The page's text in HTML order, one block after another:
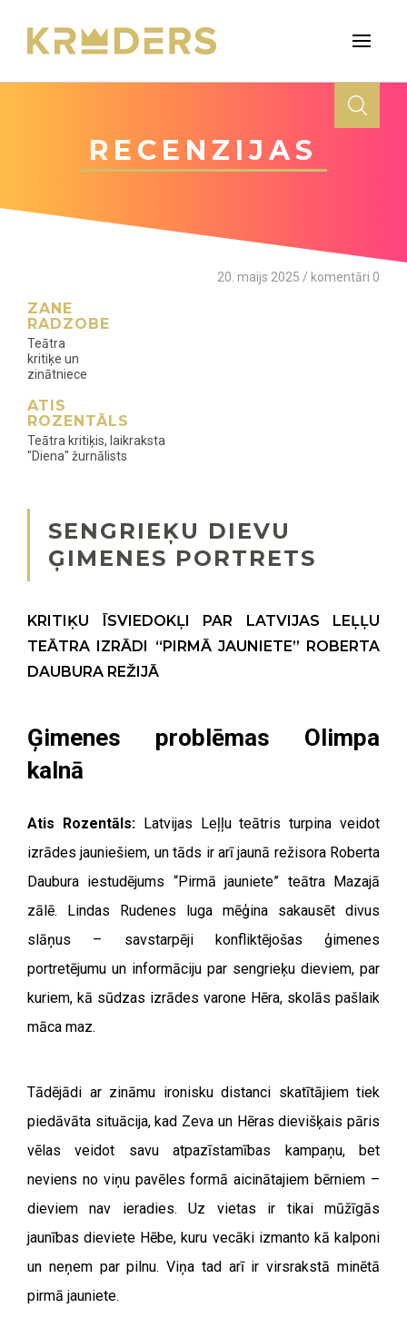
RECENZIJAS
20. maijs 2025 / komentāri 0
ZANE
RADZOBE
Teātra
kritiķe un
zinātniece
ATIS
ROZENTĀLS
Teātra kritiķis, laikraksta
"Diena" žurnālists
SENGRIEĶU DIEVU
ĢIMENES PORTRETS
KRITIĶU ĪSVIEDOKĻI PAR LATVIJAS LEĻĻU
TEĀTRA IZRĀDI “PIRMĀ JAUNIETE” ROBERTA
DAUBURA REŽIJĀ
Ģimenes problēmas Olimpa
kalnā
Atis Rozentāls:Latvijas Leļļu teātris turpina veidot
izrādes jauniešiem, un tāds ir arī jaunā režisora Roberta
Daubura iestudējums “Pirmā jauniete” teātra Mazajā
zālē. Lindas Rudenes luga mēģina sakausēt divus
slāņus – savstarpēji konfliktējošas ģimenes
portretējumu un informāciju par sengrieķu dieviem, par
kuriem, kā sūdzas izrādes varone Hēra, skolās pašlaik
māca maz.
Tādējādi ar zināmu ironisku distanci skatītājiem tiek
piedāvāta situācija, kad Zeva un Hēras dievišķais pāris
vēlas veidot savu atpazīstamības kampaņu, bet
neviens no viņu pavēles formā aicinātajiem bērniem –
dieviem nav ieradies. Uz vietas ir tikai mūžīgās
jaunības dieviete Hēbe, kuru vecāki izmanto kā kalponi
un neņem par pilnu. Viņa tad arī ir virsrakstā minētā
pirmā jauniete.